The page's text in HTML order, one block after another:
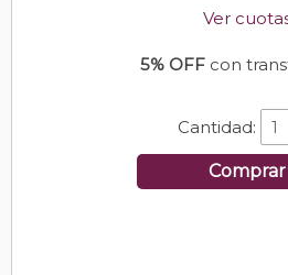
Ver
5% OFFcon
Cantidad:
Comprar